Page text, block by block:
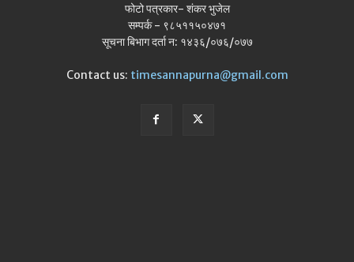
फोटो पत्रकार- शंकर भुजेल
सम्पर्क - ९८५११५०४७१
सूचना बिभाग दर्ता न: १४३६/०७६/०७७
Contact us: timesannapurna@gmail.com